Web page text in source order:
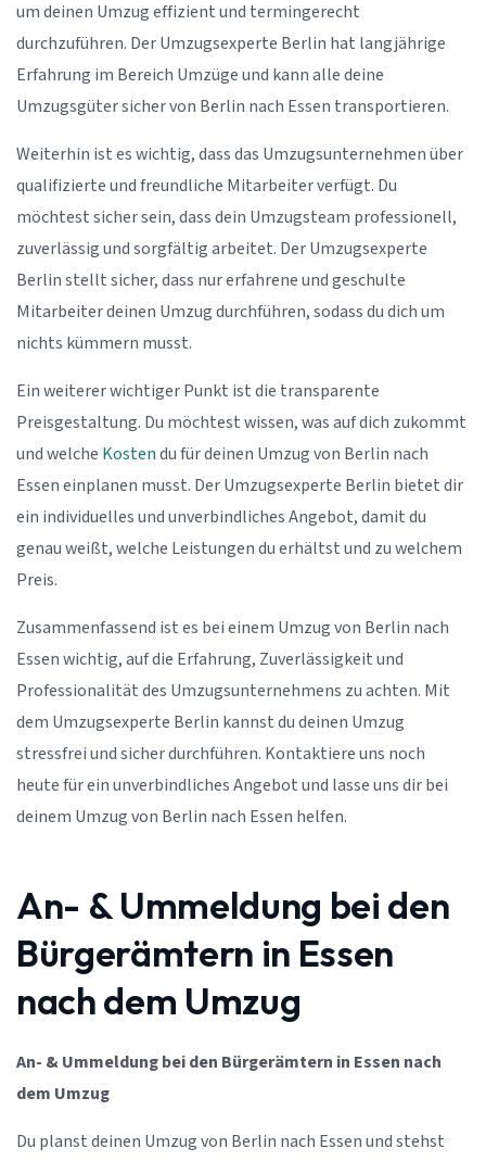
um deinen Umzug effizient und termingerecht
durchzuführen. Der Umzugsexperte Berlin hat langjährige
Erfahrung im Bereich Umzüge und kann alle deine
Umzugsgüter sicher von Berlin nach Essen transportieren.
Weiterhin ist es wichtig, dass das Umzugsunternehmen über
qualifizierte und freundliche Mitarbeiter verfügt. Du
möchtest sicher sein, dass dein Umzugsteam professionell,
zuverlässig und sorgfältig arbeitet. Der Umzugsexperte
Berlin stellt sicher, dass nur erfahrene und geschulte
Mitarbeiter deinen Umzug durchführen, sodass du dich um
nichts kümmern musst.
Ein weiterer wichtiger Punkt ist die transparente
Preisgestaltung. Du möchtest wissen, was auf dich zukommt
und welche Kostendu für deinen Umzug von Berlin nach
Essen einplanen musst. Der Umzugsexperte Berlin bietet dir
ein individuelles und unverbindliches Angebot, damit du
genau weißt, welche Leistungen du erhältst und zu welchem
Preis.
Zusammenfassend ist es bei einem Umzug von Berlin nach
Essen wichtig, auf die Erfahrung, Zuverlässigkeit und
Professionalität des Umzugsunternehmens zu achten. Mit
dem Umzugsexperte Berlin kannst du deinen Umzug
stressfrei und sicher durchführen. Kontaktiere uns noch
heute für ein unverbindliches Angebot und lasse uns dir bei
deinem Umzug von Berlin nach Essen helfen.
An- & Ummeldung bei den
Bürgerämtern in Essen
nach dem Umzug
An- & Ummeldung bei den Bürgerämtern in Essen nach
dem Umzug
Du planst deinen Umzug von Berlin nach Essen und stehst